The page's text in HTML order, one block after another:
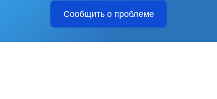
Сообщить о проблеме